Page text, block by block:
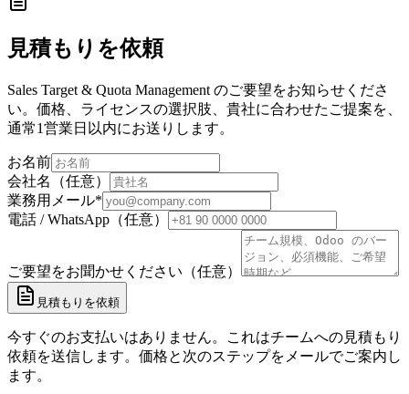
見積もりを依頼
Sales Target & Quota Management のご要望をお知らせくださ
い。価格、ライセンスの選択肢、貴社に合わせたご提案を、
通常1営業日以内にお送りします。
お名前
会社名（任意）
業務用メール*
電話 / WhatsApp（任意）
ご要望をお聞かせください（任意）
見積もりを依頼
今すぐのお支払いはありません。これはチームへの見積もり
依頼を送信します。価格と次のステップをメールでご案内し
ます。